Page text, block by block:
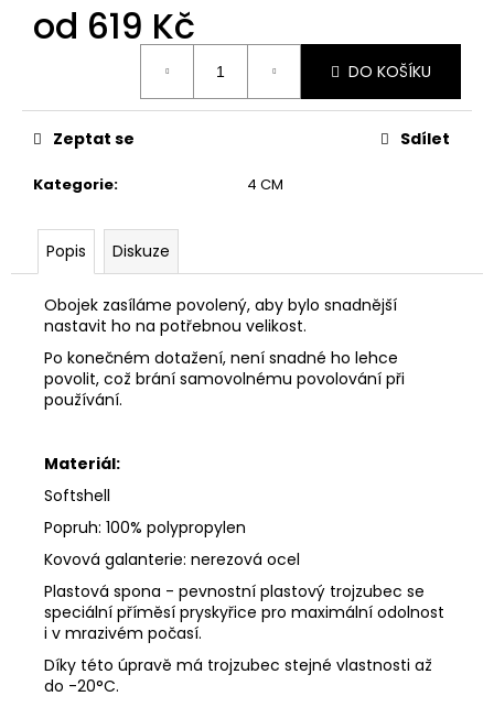
od 619 Kč
DO KOŠÍKU
Kategorie: 4 CM
Zeptat se Sdílet
Popis Diskuze
Obojek zasíláme povolený, aby bylo snadnější
nastavit ho na potřebnou velikost.
Po konečném dotažení, není snadné ho lehce
povolit, což brání samovolnému povolování při
používání.
Materiál:
Softshell
Popruh: 100% polypropylen
Kovová galanterie: nerezová ocel
Plastová spona - pevnostní plastový trojzubec se
speciální příměsí pryskyřice pro maximální odolnost
i v mrazivém počasí.
Díky této úpravě má trojzubec stejné vlastnosti až
do -20°C.